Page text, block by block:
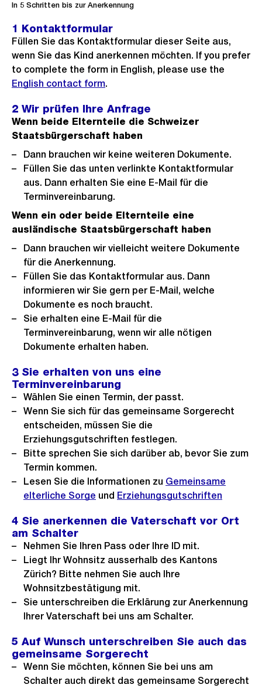
e
In 5 Schritten bis zur Anerkennung
1 Kontaktformular
Füllen Sie das Kontaktformular dieser Seite aus,
wenn Sie das Kind anerkennen möchten. If you prefer
to complete the form in English, please use the
English contact form.
2 Wir prüfen Ihre Anfrage
Wenn beide Elternteile die Schweizer
Staatsbürgerschaft haben
Dann brauchen wir keine weiteren Dokumente.
Füllen Sie das unten verlinkte Kontaktformular
aus. Dann erhalten Sie eine E-Mail für die
Terminvereinbarung.
Wenn ein oder beide Elternteile eine
ausländische Staatsbürgerschaft haben
Dann brauchen wir vielleicht weitere Dokumente
für die Anerkennung.
Füllen Sie das Kontaktformular aus. Dann
informieren wir Sie gern per E-Mail, welche
Dokumente es noch braucht.
Sie erhalten eine E-Mail für die
Terminvereinbarung, wenn wir alle nötigen
Dokumente erhalten haben.
3 Sie erhalten von uns eine
Terminvereinbarung
Wählen Sie einen Termin, der passt.
Wenn Sie sich für das gemeinsame Sorgerecht
entscheiden, müssen Sie die
Erziehungsgutschriften festlegen.
Bitte sprechen Sie sich darüber ab, bevor Sie zum
Termin kommen.
Lesen Sie die Informationen zu Gemeinsame
elterliche Sorge und Erziehungsgutschriften
4 Sie anerkennen die Vaterschaft vor Ort
am Schalter
Nehmen Sie Ihren Pass oder Ihre ID mit.
Liegt Ihr Wohnsitz ausserhalb des Kantons
Zürich? Bitte nehmen Sie auch Ihre
Wohnsitzbestätigung mit.
Sie unterschreiben die Erklärung zur Anerkennung
Ihrer Vaterschaft bei uns am Schalter.
5 Auf Wunsch unterschreiben Sie auch das
gemeinsame Sorgerecht
Wenn Sie möchten, können Sie bei uns am
Schalter auch direkt das gemeinsame Sorgerecht